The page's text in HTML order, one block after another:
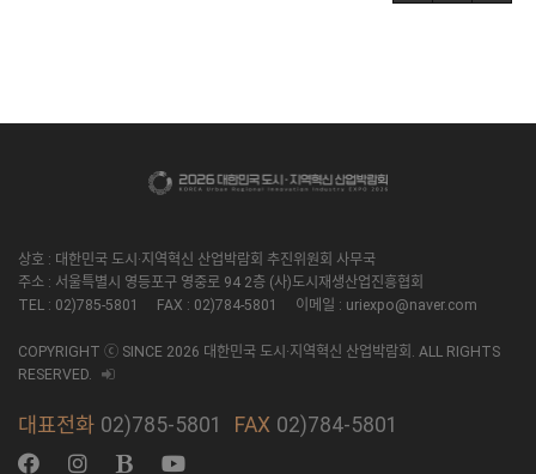
상호 : 대한민국 도시·지역혁신 산업박람회 추진위원회 사무국
주소 : 서울특별시 영등포구 영중로 94 2층 (사)도시재생산업진흥협회
TEL : 02)785-5801 FAX : 02)784-5801 이메일 : uriexpo@naver.com
COPYRIGHT ⓒ SINCE 2026 대한민국 도시·지역혁신 산업박람회. ALL RIGHTS
RESERVED.
대표전화 02)785-5801 FAX 02)784-5801